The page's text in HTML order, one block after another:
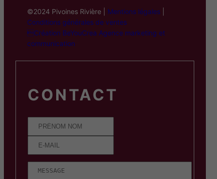
©2024 Pivoines Rivière | Mentions légales
Conditions générales de ventes
Création BeYouCrea Agence marketing et
communication
CONTACT